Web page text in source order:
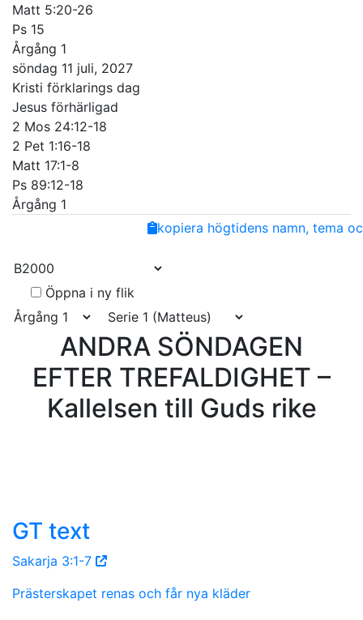
Matt 5:20-26
Ps 15
Årgång 1
söndag 11 juli, 2027
Kristi förklarings dag
Jesus förhärligad
2 Mos 24:12-18
2 Pet 1:16-18
Matt 17:1-8
Ps 89:12-18
Årgång 1
EmailCopy
kopiera högtidens namn, tema
Öppna i ny flik
ANDRA SÖNDAGEN
EFTER TREFALDIGHET –
Kallelsen till Guds rike
GT text
Sakarja 3:1-7
Prästerskapet renas och får nya kläder